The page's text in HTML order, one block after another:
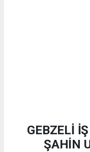
GEBZELİ
ŞAHİN